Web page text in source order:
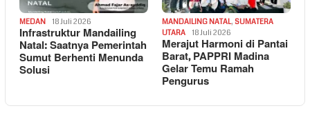
MEDAN 18 Juli 2026
Infrastruktur Mandailing
Natal: Saatnya Pemerintah
Sumut Berhenti Menunda
Solusi
MANDAILING NATAL, SUMATERA
UTARA
18 Juli 2026
Merajut Harmoni di Pantai
Barat, PAPPRI Madina
Gelar Temu Ramah
Pengurus